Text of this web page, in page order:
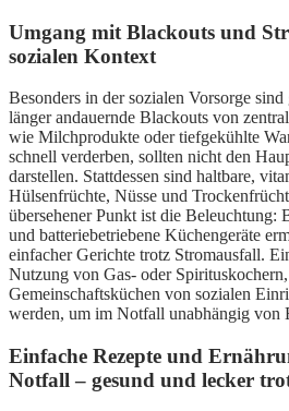
Umgang mit Blackouts und
sozialen Kontext
Besonders in der sozialen Vorsorge
länger andauernde Blackouts von
wie Milchprodukte oder tiefgekühlte
schnell verderben, sollten nicht den
darstellen. Stattdessen sind haltbare,
Hülsenfrüchte, Nüsse und
übersehener Punkt ist die Beleuchtung:
und batteriebetriebene Küchengeräte
einfacher Gerichte trotz Stromausfall.
Nutzung von Gas- oder
Gemeinschaftsküchen von sozialen
werden, um im Notfall unabhängig von
Einfache Rezepte und
Notfall – gesund und lecker